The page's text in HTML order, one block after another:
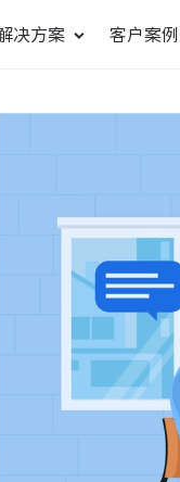
决方案
地发布产品
项目和跟踪进度
客户案例